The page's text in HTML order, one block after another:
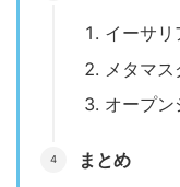
イーサリ
メタマ
オープン
まとめ